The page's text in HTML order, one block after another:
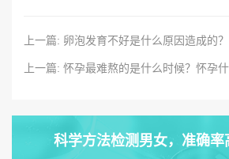
上一篇: 卵泡发育不好是什么原因造成的
上一篇: 怀孕最难熬的是什么时候？怀孕
科学方法检测男女，准确率